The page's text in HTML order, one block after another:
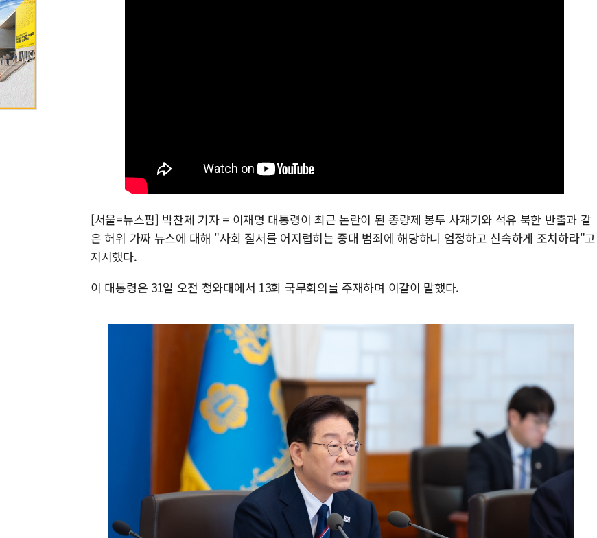
[서울=뉴스핌] 박찬제 기자 = 이재명 대통령이 최근 논란이 된 종량제 봉투 사재기와 석유 북한 반출과 같
은 허위 가짜 뉴스에 대해 "사회 질서를 어지럽히는 중대 범죄에 해당하니 엄정하고 신속하게 조치하라"고
지시했다.
이 대통령은 31일 오전 청와대에서 13회 국무회의를 주재하며 이같이 말했다.